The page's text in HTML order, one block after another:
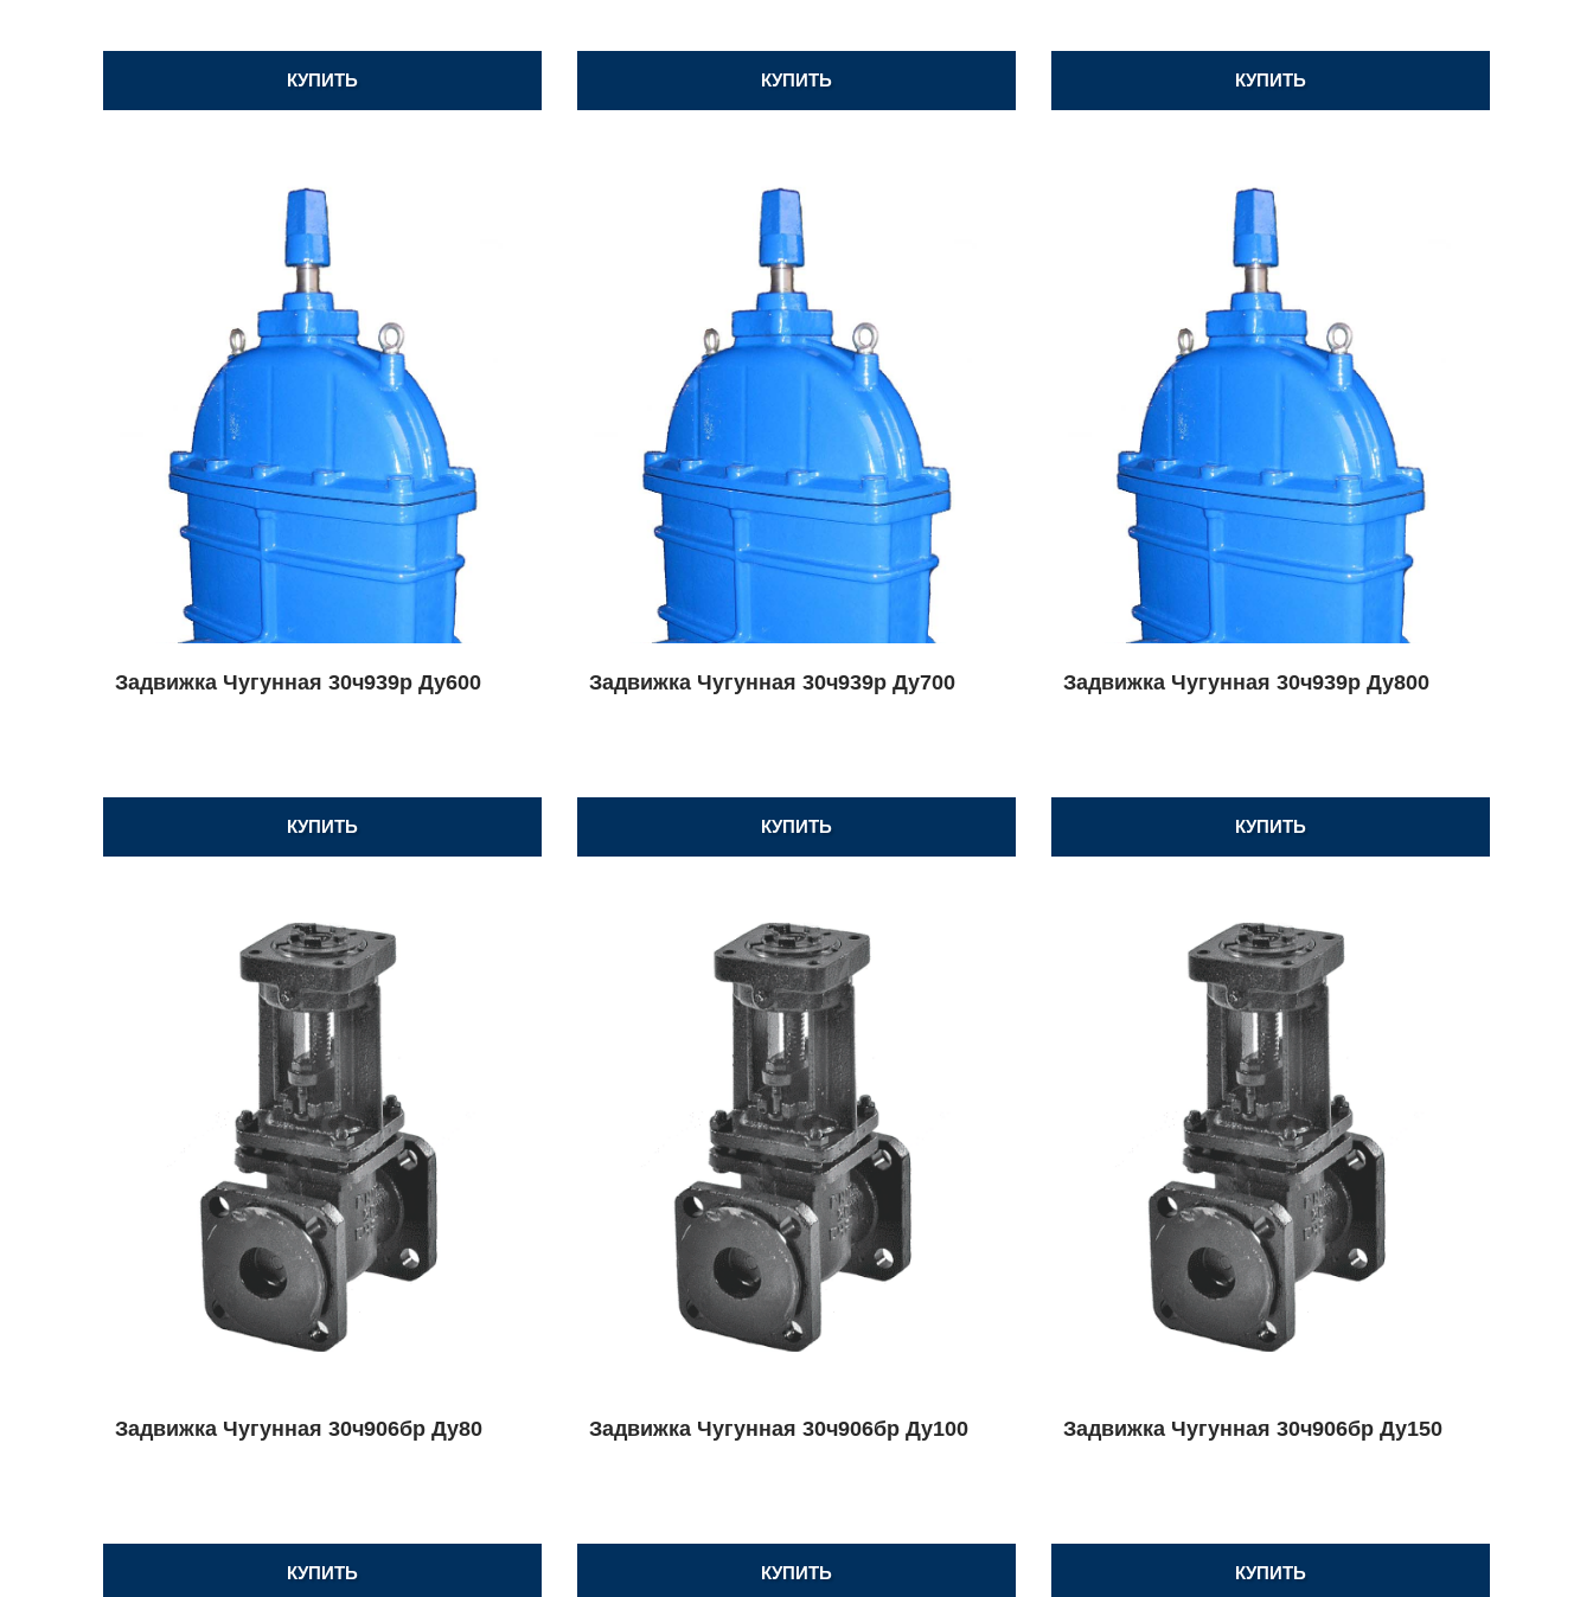
КУПИТЬ КУПИТЬ КУПИТЬ
Задвижка Чугунная 30ч939р Ду600
КУПИТЬ
Задвижка Чугунная 30ч939р Ду700
КУПИТЬ
Задвижка Чугунная 30ч939р Ду800
КУПИТЬ
Задвижка Чугунная 30ч906бр Ду80
КУПИТЬ
Задвижка Чугунная 30ч906бр Ду100
КУПИТЬ
Задвижка Чугунная 30ч906бр Ду150
КУПИТЬ